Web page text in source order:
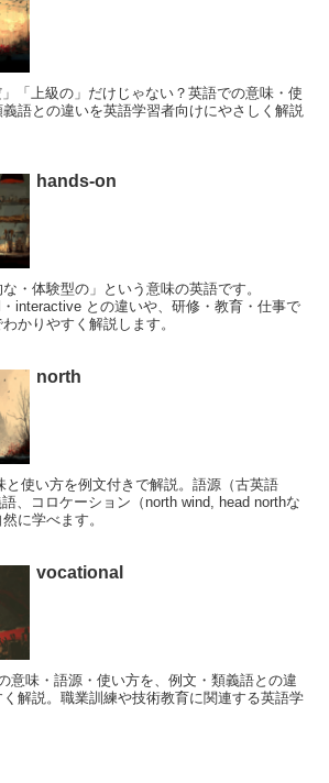
」「上級の」だけじゃない？英語での意味・使
語との違いを英語学習者向けにやさしく解説
hands-on
・体験型の」という意味の英語です。
interactive との違いや、研修・教育・仕事で
かりやすく解説します。
north
と使い方を例文付きで解説。語源（古英語
、コロケーション（north wind, head northな
に学べます。
vocational
意味・語源・使い方を、例文・類義語との違
解説。職業訓練や技術教育に関連する英語学